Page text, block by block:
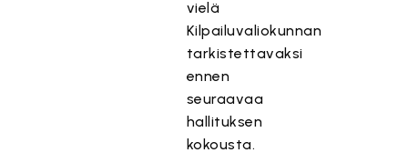
vielä
Kilpailuvaliokunnan
tarkistettavaksi
ennen
seuraavaa
hallituksen
kokousta.